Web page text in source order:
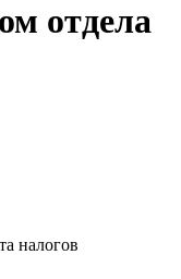
отдела
налогов